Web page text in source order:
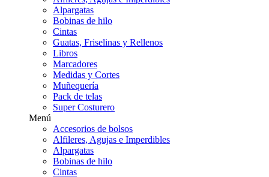
Alpargatas
Bobinas de hilo
Cintas
Guatas, Friselinas y Rellenos
Libros
Marcadores
Medidas y Cortes
Muñequería
Pack de telas
Super Costurero
Menú
Accesorios de bolsos
Alfileres, Agujas e Imperdibles
Alpargatas
Bobinas de hilo
Cintas